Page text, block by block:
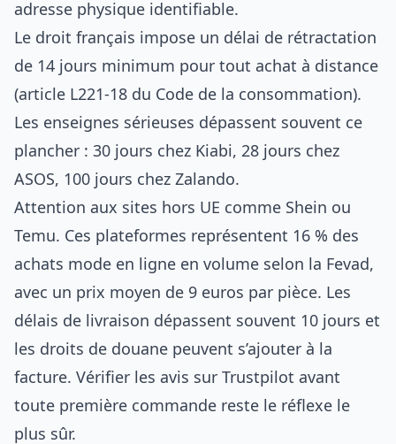
adresse physique identifiable.
Le droit français impose un délai de rétractation
de 14 jours minimum pour tout achat à distance
(article L221-18 du Code de la consommation).
Les enseignes sérieuses dépassent souvent ce
plancher : 30 jours chez Kiabi, 28 jours chez
ASOS, 100 jours chez Zalando.
Attention aux sites hors UE comme Shein ou
Temu. Ces plateformes représentent 16 % des
achats mode en ligne en volume selon la Fevad,
avec un prix moyen de 9 euros par pièce. Les
délais de livraison dépassent souvent 10 jours et
les droits de douane peuvent s’ajouter à la
facture. Vérifier les avis sur Trustpilot avant
toute première commande reste le réflexe le
plus sûr.